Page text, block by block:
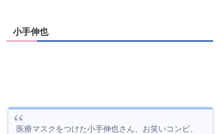
小手伸也
医療マスクをつけた小手伸也さん、お笑いコンビ、